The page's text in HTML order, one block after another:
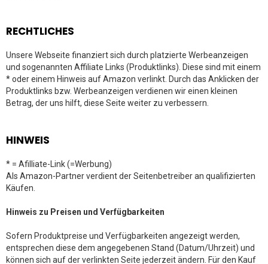
RECHTLICHES
Unsere Webseite finanziert sich durch platzierte Werbeanzeigen
und sogenannten Affiliate Links (Produktlinks). Diese sind mit einem
* oder einem Hinweis auf Amazon verlinkt. Durch das Anklicken der
Produktlinks bzw. Werbeanzeigen verdienen wir einen kleinen
Betrag, der uns hilft, diese Seite weiter zu verbessern.
HINWEIS
* = Afilliate-Link (=Werbung)
Als Amazon-Partner verdient der Seitenbetreiber an qualifizierten
Käufen.
Hinweis zu Preisen und Verfügbarkeiten
Sofern Produktpreise und Verfügbarkeiten angezeigt werden,
entsprechen diese dem angegebenen Stand (Datum/Uhrzeit) und
können sich auf der verlinkten Seite jederzeit ändern. Für den Kauf